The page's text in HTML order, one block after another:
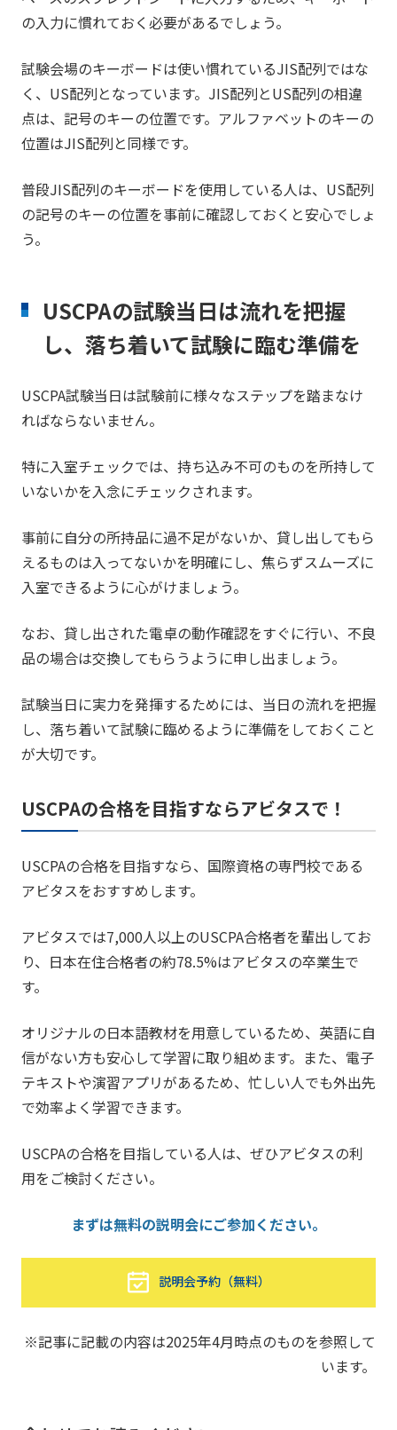
の入力に慣れておく必要があるでしょう。
試験会場のキーボードは使い慣れているJIS配列ではな
く、US配列となっています。JIS配列とUS配列の相違
点は、記号のキーの位置です。アルファベットのキーの
位置はJIS配列と同様です。
普段JIS配列のキーボードを使用している人は、US配列
の記号のキーの位置を事前に確認しておくと安心でしょ
う。
USCPAの試験当日は流れを把握
し、落ち着いて試験に臨む準備を
USCPA試験当日は試験前に様々なステップを踏まなけ
ればならないません。
特に入室チェックでは、持ち込み不可のものを所持して
いないかを入念にチェックされます。
事前に自分の所持品に過不足がないか、貸し出してもら
えるものは入ってないかを明確にし、焦らずスムーズに
入室できるように心がけましょう。
なお、貸し出された電卓の動作確認をすぐに行い、不良
品の場合は交換してもらうように申し出ましょう。
試験当日に実力を発揮するためには、当日の流れを把握
し、落ち着いて試験に臨めるように準備をしておくこと
が大切です。
USCPAの合格を目指すならアビタスで！
USCPAの合格を目指すなら、国際資格の専門校である
アビタスをおすすめします。
アビタスでは7,000人以上のUSCPA合格者を輩出してお
り、日本在住合格者の約78.5%はアビタスの卒業生で
す。
オリジナルの日本語教材を用意しているため、英語に自
信がない方も安心して学習に取り組めます。また、電子
テキストや演習アプリがあるため、忙しい人でも外出先
で効率よく学習できます。
USCPAの合格を目指している人は、ぜひアビタスの利
用をご検討ください。
まずは無料の説明会にご参加ください。
説明会予約（無料）
※記事に記載の内容は2025年4月時点のものを参照して
います。